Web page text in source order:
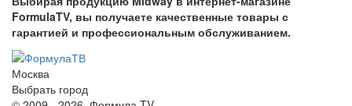
FormulaTV, вы получаете качественные товары с
гарантией и профессиональным обслуживанием.
Москва
Выбрать город